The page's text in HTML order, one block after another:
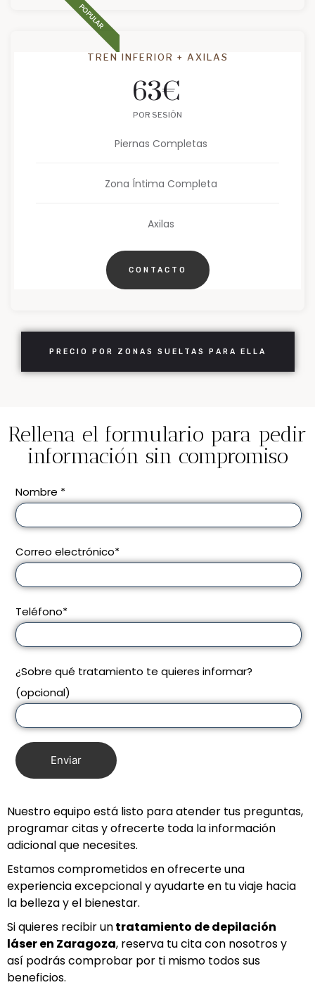
POPULAR
TREN INFERIOR + AXILAS
63€
POR SESIÓN
Piernas Completas
Zona Íntima Completa
Axilas
CONTACTO
PRECIO POR ZONAS SUELTAS PARA ELLA
Rellena el formulario para pedir
información sin compromiso
Nombre *
Correo electrónico*
Teléfono*
¿Sobre qué tratamiento te quieres informar?
(opcional)
Nuestro equipo está listo para atender tus preguntas,
programar citas y ofrecerte toda la información
adicional que necesites.
Estamos comprometidos en ofrecerte una
experiencia excepcional y ayudarte en tu viaje hacia
la belleza y el bienestar.
Si quieres recibir untratamiento de depilación
láser en Zaragoza, reserva tu cita con nosotros y
así podrás comprobar por ti mismo todos sus
beneficios.